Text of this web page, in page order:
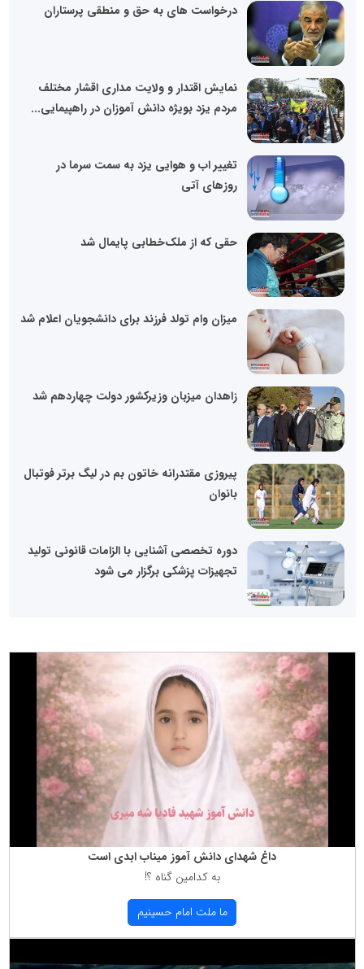
درخواست های به حق و منطقی پرستاران
نمایش اقتدار و ولایت مداری اقشار مختلف
مردم یزد بویژه دانش آموزان در راهپیمایی...
تغییر اب و هوایی یزد به سمت سرما در
روزهای آتی
حقی که از ملک‌خطابی پایمال شد
میزان وام تولد فرزند برای دانشجویان اعلام شد
زاهدان میزبان وزیرکشور دولت چهاردهم شد
پیروزی مقتدرانه خاتون بم در لیگ برتر فوتبال
بانوان
دوره تخصصی آشنایی با الزامات قانونی تولید
تجهیزات پزشکی برگزار می شود
داغ شهدای دانش آموز میناب ابدی است
به كدامین گناه ؟!
ما ملت امام حسینیم